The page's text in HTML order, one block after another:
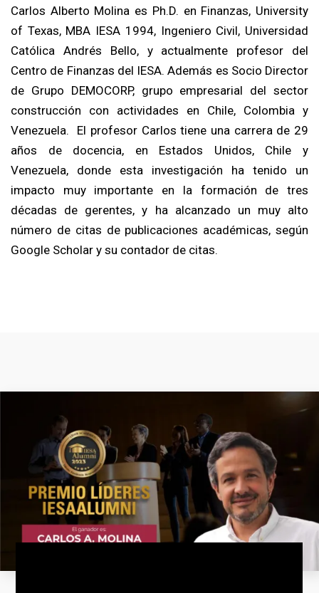
Carlos Alberto Molina es Ph.D. en Finanzas, University
of Texas, MBA IESA 1994, Ingeniero Civil, Universidad
Católica Andrés Bello, y actualmente profesor del
Centro de Finanzas del IESA. Además es Socio Director
de Grupo DEMOCORP, grupo empresarial del sector
construcción con actividades en Chile, Colombia y
Venezuela. El profesor Carlos tiene una carrera de 29
años de docencia, en Estados Unidos, Chile y
Venezuela, donde esta investigación ha tenido un
impacto muy importante en la formación de tres
décadas de gerentes, y ha alcanzado un muy alto
número de citas de publicaciones académicas, según
Google Scholar y su contador de citas.